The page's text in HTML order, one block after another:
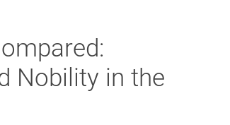
Nobility in the